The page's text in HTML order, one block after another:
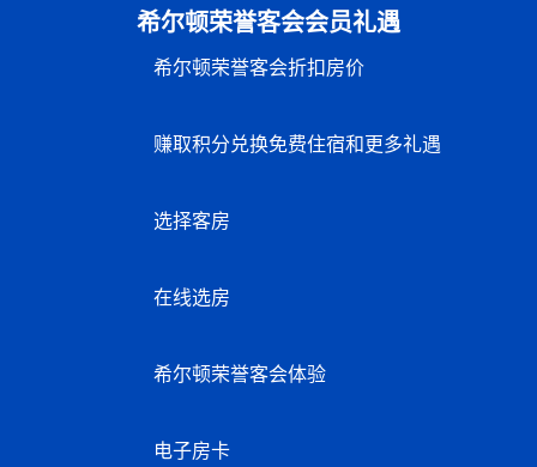
希尔顿荣誉客会会员礼遇
希尔顿荣誉客会折扣房价
赚取积分兑换免费住宿和更多礼遇
选择客房
在线选房
希尔顿荣誉客会体验
电子房卡